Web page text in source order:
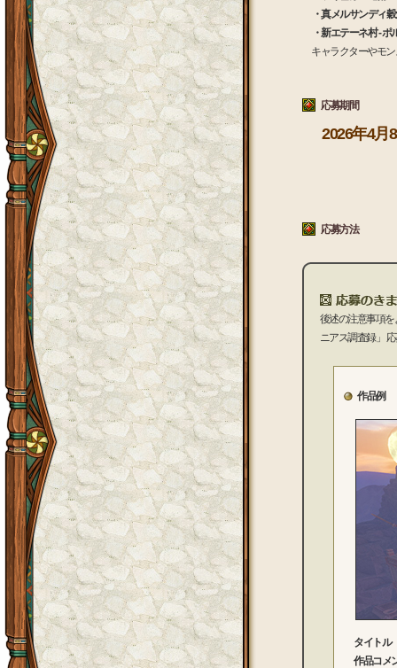
・真メルサンディ穀
・新エテーネ村 -
キャラクターやモ
応募期間
2026年4月
応募方法
後述の注意事項
ニアス調査録」
作品例
タイト
作品コ